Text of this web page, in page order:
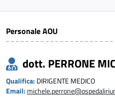
Personale AOU
dott. PERRONE
Qualifica: DIRIGENTE MEDICO
Email: